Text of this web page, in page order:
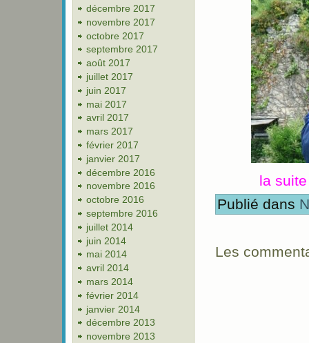
décembre 2017
novembre 2017
octobre 2017
septembre 2017
août 2017
juillet 2017
juin 2017
mai 2017
avril 2017
mars 2017
février 2017
janvier 2017
décembre 2016
novembre 2016
octobre 2016
septembre 2016
juillet 2014
juin 2014
mai 2014
avril 2014
mars 2014
février 2014
janvier 2014
décembre 2013
novembre 2013
la
Publié dans
Les